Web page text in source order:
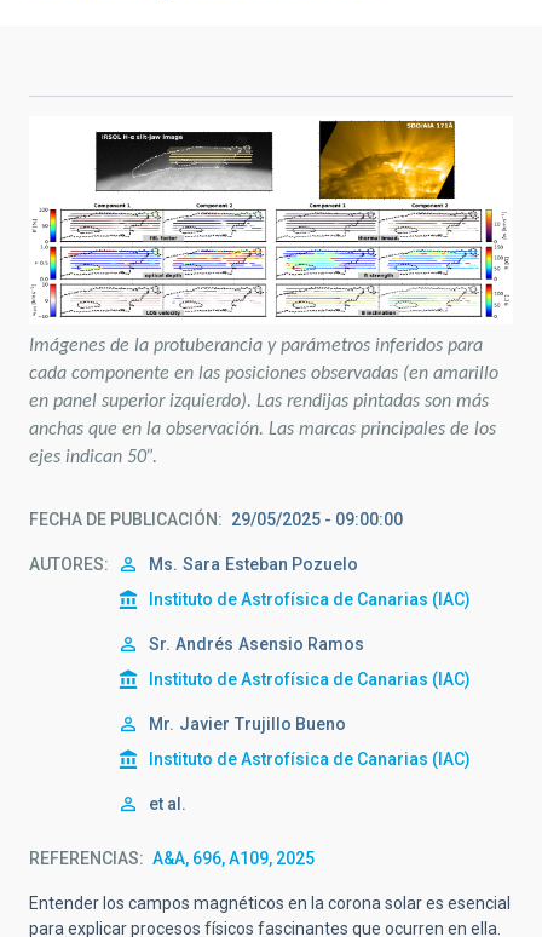
Imágenes de la protuberancia y parámetros inferidos para
cada componente en las posiciones observadas (en amarillo
en panel superior izquierdo). Las rendijas pintadas son más
anchas que en la observación. Las marcas principales de los
ejes indican 50”.
FECHA DE PUBLICACIÓN 29/05/2025 - 09:00:00
AUTORES Ms. Sara Esteban Pozuelo
Instituto de Astrofísica de Canarias (IAC)
Sr. Andrés Asensio Ramos
Instituto de Astrofísica de Canarias (IAC)
Mr. Javier Trujillo Bueno
Instituto de Astrofísica de Canarias (IAC)
et al.
REFERENCIAS A&A, 696, A109, 2025
Entender los campos magnéticos en la corona solar es esencial
para explicar procesos físicos fascinantes que ocurren en ella.